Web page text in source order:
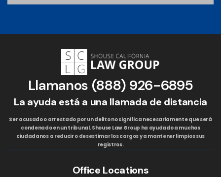
Llamanos (888) 926-6895
La ayuda está a una llamada de distancia
Ser acusado o arrestado por un delito no significa necesariamente que será
condenado en un tribunal. Shouse Law Group ha ayudado a muchos
ciudadanos a reducir o desestimar los cargos y a mantener limpios sus
registros.
Office Locations